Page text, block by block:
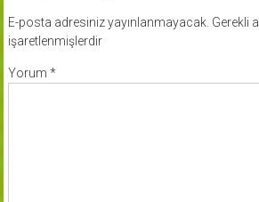
E-posta adresiniz yayınlanmayacak. Gerekli
işaretlenmişlerdir
Yorum *